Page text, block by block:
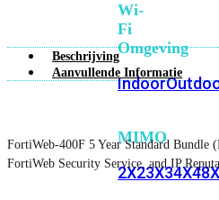
Wi-
Fi
Omgeving
Indoor
MIMO
2X23X34X4
Beschrijving
Aanvullende Informatie
FortiWeb-400F 5 Year Standard Bundle
FortiWeb Security Service, and IP